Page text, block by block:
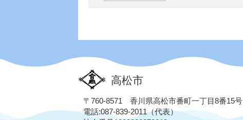
高松市
〒760-8571 香川県高松市番町一丁目8番15号
電話:087-839-2011（代表）